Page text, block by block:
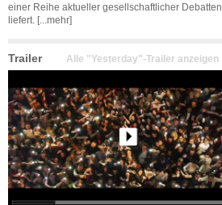
einer Reihe aktueller gesellschaftlicher Debatten
liefert.
[...mehr]
Trailer Alle "Yesterday"-Trailer anzeigen